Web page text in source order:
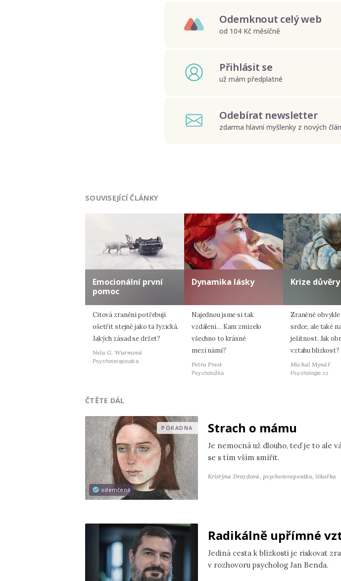
Odemknout celý web
od 104 Kč měsíčně
Přihlásit se
už mám předplatné
Odebírat newsletter
zdarma hlavní myšlenky z nových
SOUVISEJÍCÍ ČLÁNKY
Emocionální první
pomoc
Citová zranění potřebují
ošetřit stejně jako ta fyzická.
Jakých zásad se držet?
Nela G. Wurmová
Psychoterapeutka
Dynamika lásky
Najednou jsme si tak
vzdálení… Kam zmizelo
všechno to krásné
mezi námi?
Petra Prest
Psycholožka
Krize důvěry
Zraněné
srdce, ale také
ješitnost. Jak
vztahu blízkost?
Michal Mynář
Psychologie.cz
ČTĚTE DÁL
odemčené
PORADNA Strach o mámu
Je nemocná už dlouho, teď je to ale
se s tím vším smířit.
Kristýna Drozdová,psychoterapeutka, lékařka
Radikálně upřímné
Jediná cesta k blízkosti je riskovat
v rozhovoru psycholog Jan Benda.